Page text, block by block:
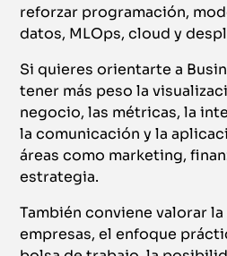
reforzar programación,
datos, MLOps, cloud y
Si quieres orientarte a
tener más peso la
negocio, las métricas, la
la comunicación y la
áreas como marketing,
estrategia.
También conviene valorar
empresas, el enfoque